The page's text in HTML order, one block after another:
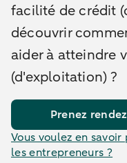
facilité de crédit
découvrir
aider à atteindre
(d'exploitation) ?
Prenez
Vous voulez en
les entrepreneurs ?